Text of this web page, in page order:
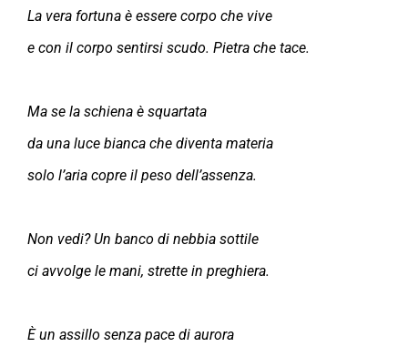
La vera fortuna è essere corpo che vive
e con il corpo sentirsi scudo. Pietra che tace.
Ma se la schiena è squartata
da una luce bianca che diventa materia
solo l’aria copre il peso dell’assenza.
Non vedi? Un banco di nebbia sottile
ci avvolge le mani, strette in preghiera.
È un assillo senza pace di aurora